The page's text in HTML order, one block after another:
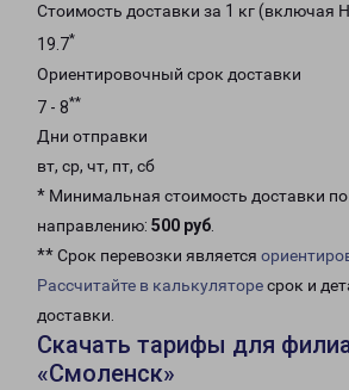
Стоимость доставки за 1 кг (включая
19.7*
Ориентировочный срок доставки
7 - 8**
Дни отправки
вт, ср, чт, пт, сб
* Минимальная стоимость доставки
направлению: 500 руб.
** Срок перевозки является
Рассчитайте в калькуляторесрок и
доставки.
Скачать тарифы для
«Смоленск»